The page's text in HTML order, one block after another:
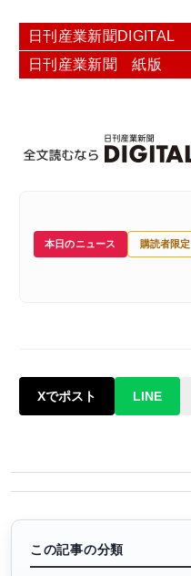
日刊産業新聞DIGITAL
日刊産業新聞 紙版
本日のニュース 購読者限定
Xでポスト LINE
この記事の分類